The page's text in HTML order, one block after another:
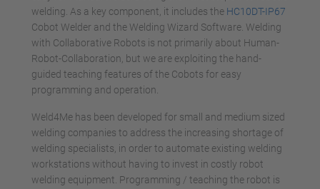
welding. As a key component, it includes the HC10DT-IP67
Cobot Welder and the Welding Wizard Software. Welding
with Collaborative Robots is not primarily about Human-
Robot-Collaboration, but we are exploiting the hand-
guided teaching features of the Cobots for easy
programming and operation.
Weld4Me has been developed for small and medium sized
welding companies to address the increasing shortage of
welding specialists, in order to automate existing welding
workstations without having to invest in costly robot
welding equipment. Programming / teaching the robot is